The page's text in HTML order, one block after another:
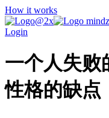
How it works
Login
一个人失败
性格的缺点